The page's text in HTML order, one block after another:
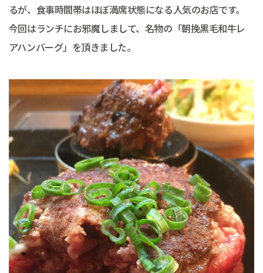
るが、食事時間帯はほぼ満席状態になる人気のお店です。
今回はランチにお邪魔しまして、名物の「朝挽黒毛和牛レ
アハンバーグ」を頂きました。